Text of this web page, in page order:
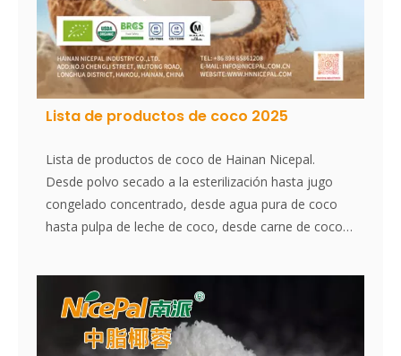
Lista de productos de coco 2025
Lista de productos de coco de Hainan Nicepal.
Desde polvo secado a la esterilización hasta jugo
congelado concentrado, desde agua pura de coco
hasta pulpa de leche de coco, desde carne de coco
tostado, desde polvo de fibra hasta polvo de aceite
... coco joven, coco fragante, coco dorado, agua de
coco rosa natural ...